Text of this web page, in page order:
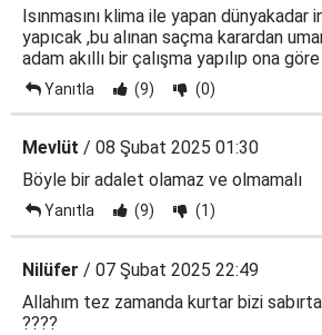
Isınmasını klima ile yapan dünyakadar
yapıcak ,bu alınan saçma karardan
adam akıllı bir çalışma yapılıp ona
Yanıtla (9) (0)
Mevlüt / 08 Şubat 2025 01:30
Böyle bir adalet olamaz ve olmamalı
Yanıtla (9) (1)
Nilüfer / 07 Şubat 2025 22:49
Allahım tez zamanda kurtar bizi
????